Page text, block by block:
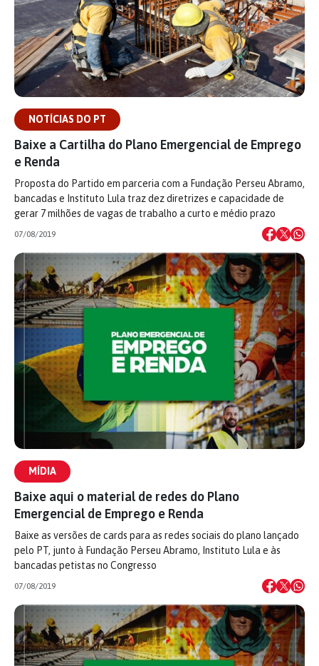
NOTÍCIAS DO PT
Baixe a Cartilha do Plano Emergencial de Emprego
e Renda
Proposta do Partido em parceria com a Fundação Perseu Abramo,
bancadas e Instituto Lula traz dez diretrizes e capacidade de
gerar 7 milhões de vagas de trabalho a curto e médio prazo
07/08/2019
MÍDIA
Baixe aqui o material de redes do Plano
Emergencial de Emprego e Renda
Baixe as versões de cards para as redes sociais do plano lançado
pelo PT, junto à Fundação Perseu Abramo, Instituto Lula e às
bancadas petistas no Congresso
07/08/2019